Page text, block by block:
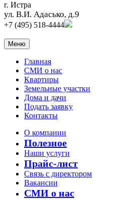
г. Истра
ул. В.И. Адасько, д.9
+7 (495) 518-4444
Меню
Главная
СМИ о нас
Квартиры
Земельные участки
Дома и дачи
Подать заявку
Контакты
О компании
Полезное
Наши услуги
Прайс-лист
Связь с директором
Вакансии
СМИ о нас